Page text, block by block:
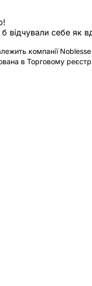
відчували себе як
компанії
в Торговому